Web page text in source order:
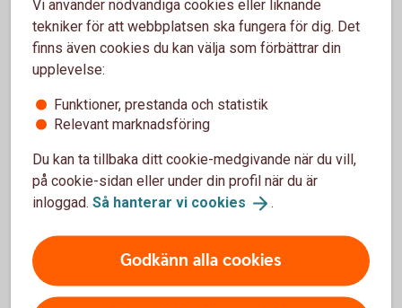
Bankkort Mastercard Ung (vårdnadshavare)
Logga in i internetbanken eller appen.
Klicka på ”Profil” i appen, eller ”Övriga tjänster” i
Klicka på ”Barns tjänster”.
Välj det kort som du vill slå på för internetköp.
Följ instruktionerna.
Vårdnadshavare: Logga in och slå på
internetköp för barn under 18
Vi använder nödvändiga cookies eller liknande
tekniker för att webbplatsen ska fungera för dig. Det
finns även cookies du kan välja som förbättrar din
upplevelse:
Funktioner, prestanda och statistik
Relevant marknadsföring
Du kan ta tillbaka ditt cookie-medgivande när du vill,
på cookie-sidan eller under din profil när du är
inloggad. Så hanterar vi cookies .
Godkänn alla cookies